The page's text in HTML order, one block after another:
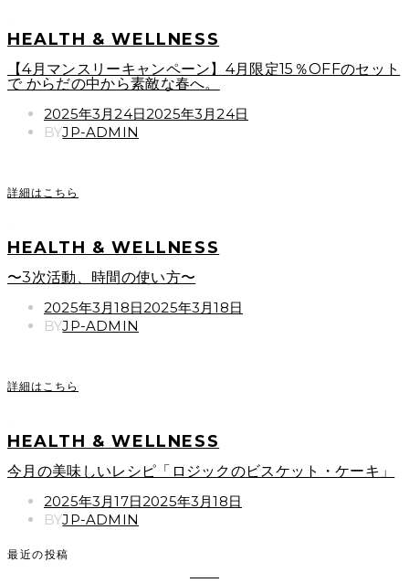
HEALTH & WELLNESS
【4月マンスリーキャンペーン】4月限定15％OFFのセット
で からだの中から素敵な春へ。
POSTED
ON
2025年3月24日2025年3月24日
BYJP-ADMIN
詳細はこちら
HEALTH & WELLNESS
〜3次活動、時間の使い方〜
POSTED
ON
2025年3月18日2025年3月18日
BYJP-ADMIN
詳細はこちら
HEALTH & WELLNESS
今月の美味しいレシピ「ロジックのビスケット・ケーキ」
POSTED
ON
2025年3月17日2025年3月18日
BYJP-ADMIN
最近の投稿